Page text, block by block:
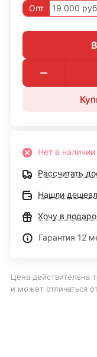
Опт 19 000
Нет в наличии
Рассчитать
Нашли
Хочу в
Гарантия 12
Цена действительна
и может отличаться